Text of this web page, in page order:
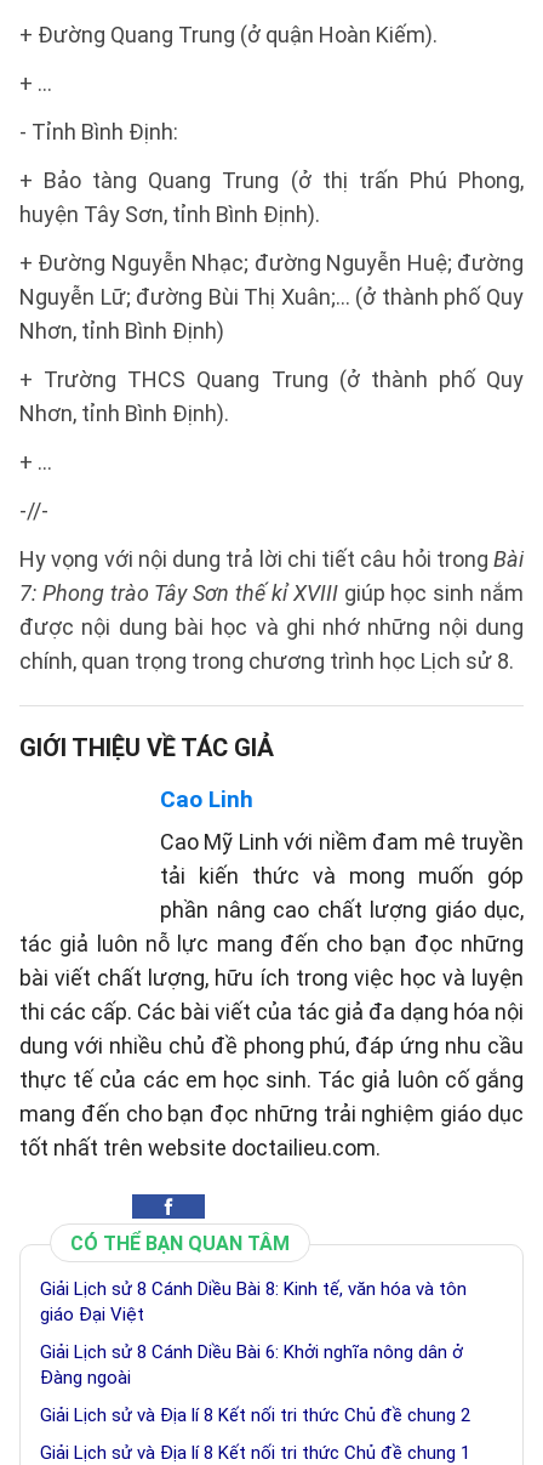
+ Đường Quang Trung (ở quận Hoàn Kiếm).
+ …
- Tỉnh Bình Định:
+ Bảo tàng Quang Trung (ở thị trấn Phú Phong,
huyện Tây Sơn, tỉnh Bình Định).
+ Đường Nguyễn Nhạc; đường Nguyễn Huệ; đường
Nguyễn Lữ; đường Bùi Thị Xuân;... (ở thành phố Quy
Nhơn, tỉnh Bình Định)
+ Trường THCS Quang Trung (ở thành phố Quy
Nhơn, tỉnh Bình Định).
+ …
-//-
Hy vọng với nội dung trả lời chi tiết câu hỏi trong Bài
7: Phong trào Tây Sơn thế kỉ XVIIIgiúp học sinh nắm
được nội dung bài học và ghi nhớ những nội dung
chính, quan trọng trong chương trình học Lịch sử 8.
GIỚI THIỆU VỀ TÁC GIẢ
Cao Linh
Cao Mỹ Linh với niềm đam mê truyền
tải kiến thức và mong muốn góp
phần nâng cao chất lượng giáo dục,
tác giả luôn nỗ lực mang đến cho bạn đọc những
bài viết chất lượng, hữu ích trong việc học và luyện
thi các cấp. Các bài viết của tác giả đa dạng hóa nội
dung với nhiều chủ đề phong phú, đáp ứng nhu cầu
thực tế của các em học sinh. Tác giả luôn cố gắng
mang đến cho bạn đọc những trải nghiệm giáo dục
tốt nhất trên website doctailieu.com.
CÓ THỂ BẠN QUAN TÂM
Giải Lịch sử 8 Cánh Diều Bài 8: Kinh tế, văn hóa và tôn
giáo Đại Việt
Giải Lịch sử 8 Cánh Diều Bài 6: Khởi nghĩa nông dân ở
Đàng ngoài
Giải Lịch sử và Địa lí 8 Kết nối tri thức Chủ đề chung 2
Giải Lịch sử và Địa lí 8 Kết nối tri thức Chủ đề chung 1